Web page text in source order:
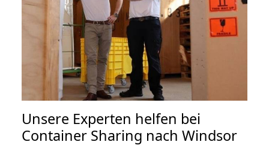
Unsere Experten helfen bei
Container Sharing nach Windsor